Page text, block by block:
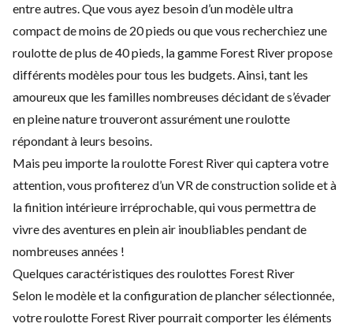
entre autres. Que vous ayez besoin d’un modèle ultra
compact de moins de 20 pieds ou que vous recherchiez une
roulotte de plus de 40 pieds, la gamme Forest River propose
différents modèles pour tous les budgets. Ainsi, tant les
amoureux que les familles nombreuses décidant de s’évader
en pleine nature trouveront assurément une roulotte
répondant à leurs besoins.
Mais peu importe la roulotte Forest River qui captera votre
attention, vous profiterez d’un VR de construction solide et à
la finition intérieure irréprochable, qui vous permettra de
vivre des aventures en plein air inoubliables pendant de
nombreuses années !
Quelques caractéristiques des roulottes Forest River
Selon le modèle et la configuration de plancher sélectionnée,
votre roulotte Forest River pourrait comporter les éléments